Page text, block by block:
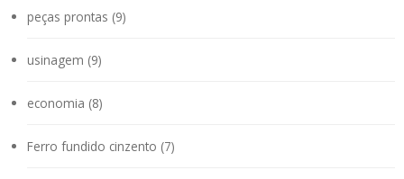
peças prontas (9)
usinagem (9)
economia (8)
Ferro fundido cinzento (7)